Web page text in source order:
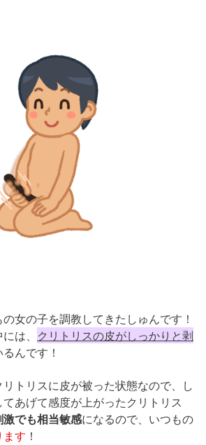
女の子を調教してきたしゅんです！
は、 クリトリスの皮がしっかりと剥
んです！
トリスに皮が被った状態なので、し
あげて感度が上がったクリトリス
でも相当敏感になるので、いつもの
す ！